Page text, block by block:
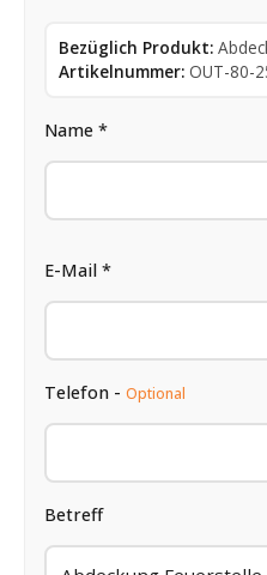
Bezüglich Produkt:
Artikelnummer: OUT-80-
Name *
E-Mail *
Telefon - Optional
Betreff